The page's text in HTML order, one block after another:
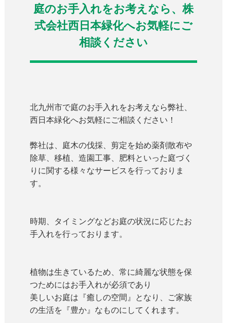
庭のお手入れをお考えなら、株
式会社西日本緑化へお気軽にご
相談ください
北九州市で庭のお手入れをお考えなら弊社、
西日本緑化へお気軽にご相談ください！
弊社は、庭木の伐採、剪定を始め薬剤散布や
除草、移植、造園工事、肥料といった庭づく
りに関する様々なサービスを行っておりま
す。
時期、タイミングなどお庭の状況に応じたお
手入れを行っております。
植物は生きているため、常に綺麗な状態を保
つためにはお手入れが必須であり
美しいお庭は『癒しの空間』となり、ご家族
の生活を『豊か』なものにしてくれます。